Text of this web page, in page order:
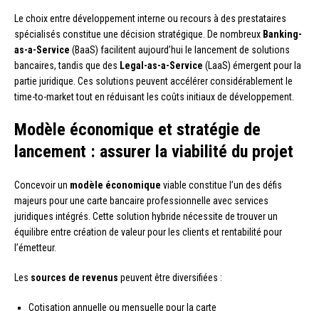
Le choix entre développement interne ou recours à des prestataires
spécialisés constitue une décision stratégique. De nombreux Banking-
as-a-Service (BaaS) facilitent aujourd’hui le lancement de solutions
bancaires, tandis que des Legal-as-a-Service (LaaS) émergent pour la
partie juridique. Ces solutions peuvent accélérer considérablement le
time-to-market tout en réduisant les coûts initiaux de développement.
Modèle économique et stratégie de
lancement : assurer la viabilité du projet
Concevoir un modèle économique viable constitue l’un des défis
majeurs pour une carte bancaire professionnelle avec services
juridiques intégrés. Cette solution hybride nécessite de trouver un
équilibre entre création de valeur pour les clients et rentabilité pour
l’émetteur.
Les sources de revenus peuvent être diversifiées :
Cotisation annuelle ou mensuelle pour la carte